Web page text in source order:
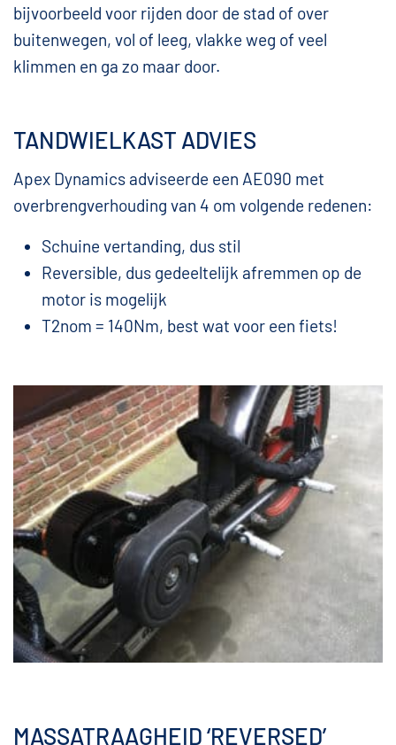
bijvoorbeeld voor rijden door de stad of over
buitenwegen, vol of leeg, vlakke weg of veel
klimmen en ga zo maar door.
TANDWIELKAST ADVIES
Apex Dynamics adviseerde een AE090 met
overbrengverhouding van 4 om volgende redenen:
Schuine vertanding, dus stil
Reversible, dus gedeeltelijk afremmen op de
motor is mogelijk
T2nom = 140Nm, best wat voor een fiets!
MASSATRAAGHEID ‘REVERSED’